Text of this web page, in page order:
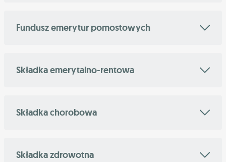
Fundusz emerytur pomostowych
Składka emerytalno-rentowa
Składka chorobowa
Składka zdrowotna